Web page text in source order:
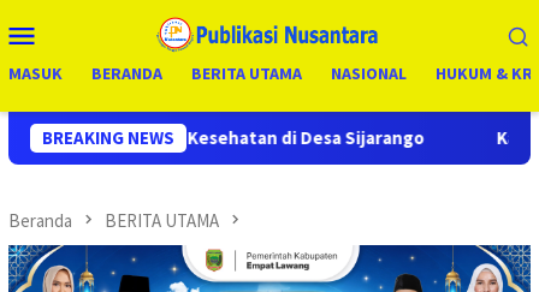
ke
Mobile
MASUK BERANDA BERITA UTAMA NASIONAL HUKUM &
BREAKING NEWS
di Desa Sijarango Kasdim 0210/TU Pimpin Apel
Beranda BERITA UTAMA